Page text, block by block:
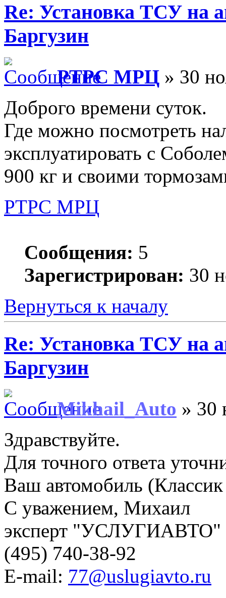
Re: Установка ТСУ на
Баргузин
РТРС МРЦ » 30
Доброго времени суток.
Где можно посмотреть
эксплуатировать с
900 кг и своими
РТРС МРЦ
Сообщения: 5
Зарегистрирован: 30
Вернуться к началу
Re: Установка ТСУ на
Баргузин
Mikhail_Auto » 30
Здравствуйте.
Для точного ответа
Ваш автомобиль
С уважением, Михаил
эксперт "УСЛУГИАВТО"
(495) 740-38-92
E-mail: 77@uslugiavto.ru